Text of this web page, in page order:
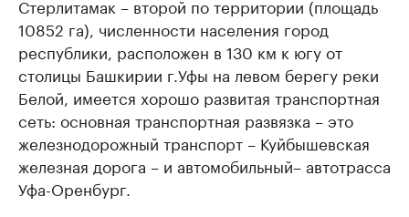
Стерлитамак – второй по территории (площадь
10852 га), численности населения город
республики, расположен в 130 км к югу от
столицы Башкирии г.Уфы на левом берегу реки
Белой, имеется хорошо развитая транспортная
сеть: основная транспортная развязка – это
железнодорожный транспорт – Куйбышевская
железная дорога – и автомобильный– автотрасса
Уфа-Оренбург.